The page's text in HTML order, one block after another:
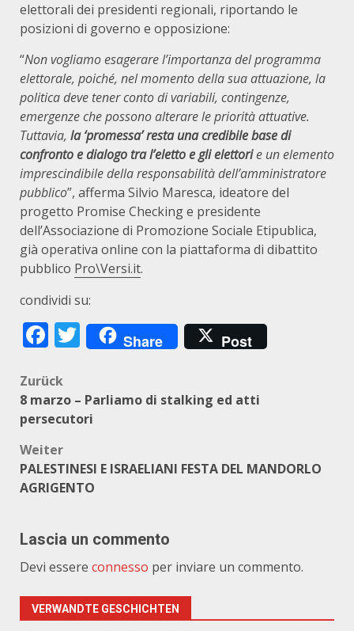
elettorali dei presidenti regionali, riportando le
posizioni di governo e opposizione:
“Non vogliamo esagerare l’importanza del programma
elettorale, poiché, nel momento della sua attuazione, la
politica deve tener conto di variabili, contingenze,
emergenze che possono alterare le priorità attuative.
Tuttavia, la ‘promessa’ resta una credibile base di
confronto e dialogo tra l’eletto e gli elettorie un elemento
imprescindibile della responsabilità dell’amministratore
pubblico”, afferma Silvio Maresca, ideatore del
progetto Promise Checking e presidente
dell’Associazione di Promozione Sociale Etipublica,
già operativa online con la piattaforma di dibattito
pubblico Pro\Versi.it.
condividi su:
Facebook
Twitter
Share Post
Beitragsnavigation
Zurück
8 marzo – Parliamo di stalking ed atti
persecutori
Weiter
PALESTINESI E ISRAELIANI FESTA DEL MANDORLO
AGRIGENTO
Lascia un commento
Devi essere connesso per inviare un commento.
VERWANDTE GESCHICHTEN